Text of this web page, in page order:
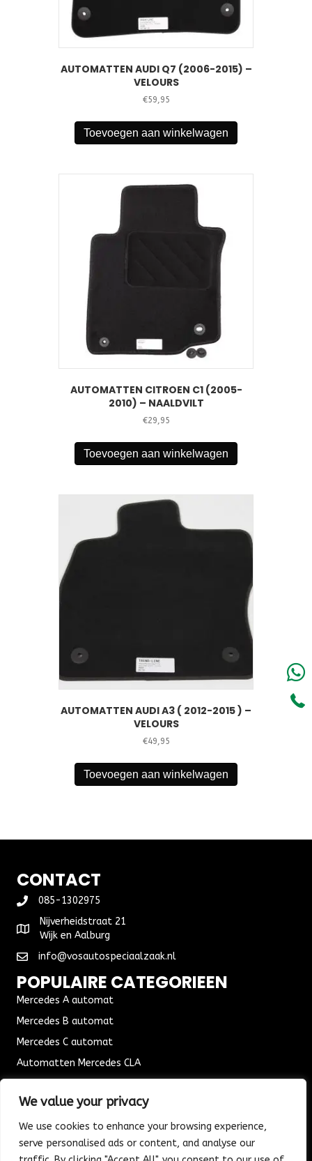
We value your privacy
We use cookies to enhance your browsing experience,
serve personalised ads or content, and analyse our
AUTOMATTEN AUDI Q7 (2006-2015) –
VELOURS
€59,95
Toevoegen aan winkelwagen
AUTOMATTEN CITROEN C1 (2005-
2010) – NAALDVILT
€29,95
Toevoegen aan winkelwagen
AUTOMATTEN AUDI A3 ( 2012-2015 ) –
VELOURS
€49,95
Toevoegen aan winkelwagen
CONTACT
085-1302975
Nijverheidstraat 21
Wijk en Aalburg
info@vosautospeciaalzaak.nl
POPULAIRE CATEGORIEEN
Mercedes A automat
Mercedes B automat
Mercedes C automat
Automatten Mercedes CLA
ALGEMENE VOORWAARDEN
Algemene voorwaarden
Verzending & Bezorging